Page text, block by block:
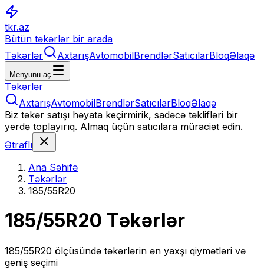
tkr.az
Bütün təkərlər bir arada
Təkərlər
AxtarışAvtomobilBrendlərSatıcılarBloqƏlaqə
Menyunu aç
Təkərlər
AxtarışAvtomobilBrendlərSatıcılarBloqƏlaqə
Biz təkər satışı həyata keçirmirik, sadəcə təklifləri bir
yerdə toplayırıq. Almaq üçün satıcılara müraciət edin.
Ətraflı
Ana Səhifə
Təkərlər
185/55R20
185/55R20 Təkərlər
185/55R20 ölçüsündə təkərlərin ən yaxşı qiymətləri və
geniş seçimi